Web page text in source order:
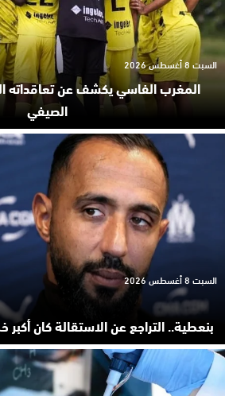
المغرب الفاسي يكشف عن تعاقداته
الصيفي
السبت 8 أغسطس 2026
بنعطية.. التراجع عن الاستقالة كان أكبر
السبت 8 أغسطس 2026